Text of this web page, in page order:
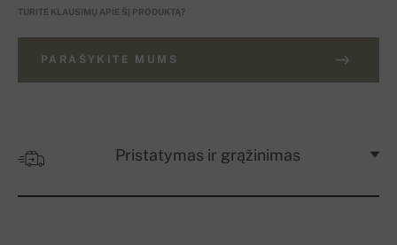
TURITE KLAUSIMŲ APIE ŠĮ PRODUKTĄ?
PARAŠYKITE MUMS
Pristatymas ir grąžinimas